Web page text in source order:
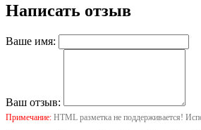
Написать отзыв
Ваше имя:
Ваш отзыв:
Примечание: HTML разметка не поддерживается!